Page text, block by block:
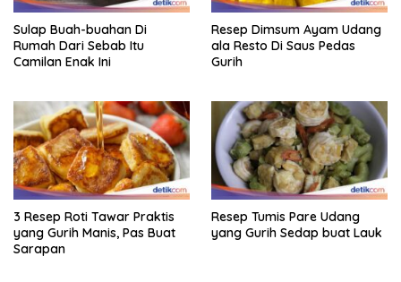
Sulap Buah-buahan Di
Rumah Dari Sebab Itu
Camilan Enak Ini
Resep Dimsum Ayam Udang
ala Resto Di Saus Pedas
Gurih
3 Resep Roti Tawar Praktis
yang Gurih Manis, Pas Buat
Sarapan
Resep Tumis Pare Udang
yang Gurih Sedap buat Lauk